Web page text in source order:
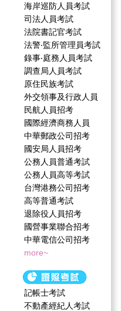
海岸巡防人員考試
司法人員考試
法院書記官考試
法警‧監所管理員考試
錄事‧庭務人員考試
調查局人員考試
原住民族考試
外交領事及行政人員
民航人員招考
國際經濟商務人員
中華郵政公司招考
國安局人員招考
公務人員普通考試
公務人員高等考試
台灣港務公司招考
高等普通考試
退除役人員招考
國營事業聯合招考
中華電信公司招考
more~
記帳士考試
不動產經紀人考試